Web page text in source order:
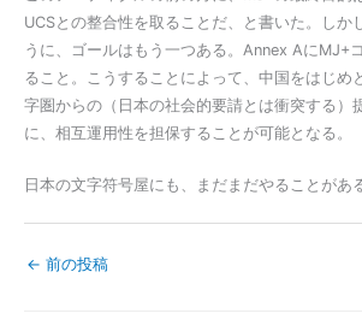
UCSとの整合性を取ることだ、と書いた。しか
うに、ゴールはもう一つある。Annex AにMJ+
ること。こうすることによって、中国をはじめ
字圏からの（日本の社会的要請とは衝突する）
に、相互運用性を担保することが可能となる。
日本の文字符号屋にも、まだまだやることがあ
← 前の投稿